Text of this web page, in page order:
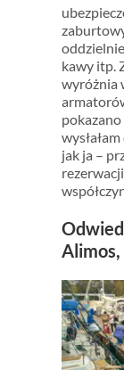
kawy itp.
wyróżnia
jak ja –